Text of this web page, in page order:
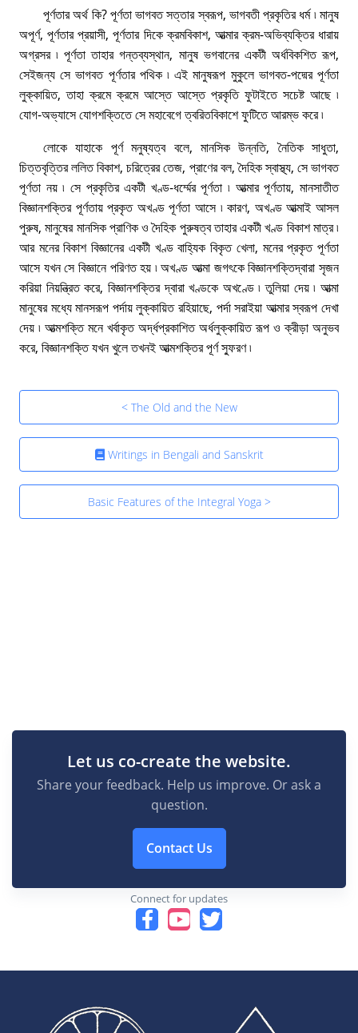
পূর্ণতার অর্থ কি? পূর্ণতা ভাগবত সত্তার স্বরূপ, ভাগবতী প্রকৃতির ধর্ম ৷ মানুষ
অপূর্ণ, পূর্ণতার প্রয়াসী, পূর্ণতার দিকে ক্রমবিকাশ, আত্মার ক্রম-অভিব্যক্তির ধারায়
অগ্রসর ৷ পূর্ণতা তাহার গন্তব্যস্থান, মানুষ ভগবানের একটী অৰ্ধবিকশিত রূপ,
সেইজন্য সে ভাগবত পূর্ণতার পথিক ৷ এই মানুষরূপ মুকুলে ভাগবত-পদ্মের পূর্ণতা
লুক্কায়িত, তাহা ক্রমে ক্রমে আস্তে আস্তে প্রকৃতি ফুটাইতে সচেষ্ট আছে ৷
যােগ-অভ্যাসে যােগশক্তিতে সে মহাবেগে ত্বরিতবিকাশে ফুটিতে আরম্ভ করে ৷
লােকে যাহাকে পূর্ণ মনুষ্যত্ব বলে, মানসিক উন্নতি, নৈতিক সাধুতা,
চিত্তবৃত্তির ললিত বিকাশ, চরিত্রের তেজ, প্রাণের বল, দৈহিক স্বাস্থ্য, সে ভাগবত
পূর্ণতা নয় ৷ সে প্রকৃতির একটী খণ্ড-ধৰ্ম্মের পূর্ণতা ৷ আত্মার পূর্ণতায়, মানসাতীত
বিজ্ঞানশক্তির পূর্ণতায় প্রকৃত অখণ্ড পূর্ণতা আসে ৷ কারণ, অখণ্ড আত্মাই আসল
পুরুষ, মানুষের মানসিক প্রাণিক ও দৈহিক পুরুষত্ব তাহার একটী খণ্ড বিকাশ মাত্র ৷
আর মনের বিকাশ বিজ্ঞানের একটী খণ্ড বাহ্যিক বিকৃত খেলা, মনের প্রকৃত পূর্ণতা
আসে যখন সে বিজ্ঞানে পরিণত হয় ৷ অখণ্ড আত্মা জগৎকে বিজ্ঞানশক্তিদ্বারা সৃজন
করিয়া নিয়ন্ত্রিত করে, বিজ্ঞানশক্তির দ্বারা খণ্ডকে অখণ্ডে ৷ তুলিয়া দেয় ৷ আত্মা
মানুষের মধ্যে মানসরূপ পর্দায় লুক্কায়িত রহিয়াছে, পর্দা সরাইয়া আত্মার স্বরূপ দেখা
দেয় ৷ আত্মশক্তি মনে খর্বাকৃত অৰ্দ্ধপ্রকাশিত অর্ধলুক্কায়িত রূপ ও ক্রীড়া অনুভব
করে, বিজ্ঞানশক্তি যখন খুলে তখনই আত্মশক্তির পূর্ণ স্ফুরণ ৷
< The Old and the New
Writings in Bengali and Sanskrit
Basic Features of the Integral Yoga >
Let us co-create the website.
Share your feedback. Help us improve. Or ask a
question.
Contact Us
Connect for updates